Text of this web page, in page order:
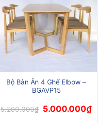
Bộ Bàn Ăn 4 Ghế Elbow –
BGAVP15
5.200.000₫ Giá
gốc
5.000.000₫Giá